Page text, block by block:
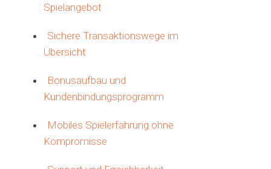
Spielangebot
Sichere Transaktionswege im
Übersicht
Bonusaufbau und
Kundenbindungsprogramm
Mobiles Spielerfahrung ohne
Kompromisse